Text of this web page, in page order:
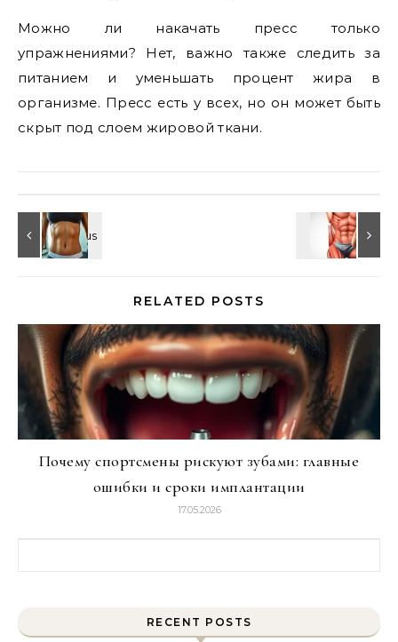
Можно ли накачать пресс только
упражнениями? Нет, важно также следить за
питанием и уменьшать процент жира в
организме. Пресс есть у всех, но он может быть
скрыт под слоем жировой ткани.
RELATED POSTS
Почему спортсмены рискуют зубами: главные
ошибки и сроки имплантации
17.05.2026
RECENT POSTS